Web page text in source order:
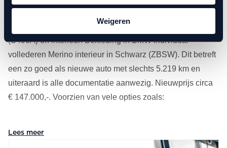
Weigeren
xDrive50e (490 pk) in de M Sport Pro uitvoering. Kleur
exterieur: Sepang Bronze metallic "Sonderlackierung"
(S490A) en interieur: Bekleding in BMW Individual
vollederen Merino interieur in Schwarz (ZBSW). Dit betreft
een zo goed als nieuwe auto met slechts 5.219 km en
uiteraard is alle documentatie aanwezig. Nieuwprijs circa
€ 147.000,-. Voorzien van vele opties zoals:
Lees meer